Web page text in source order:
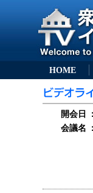
HOME
開会日 ：
会議名
：